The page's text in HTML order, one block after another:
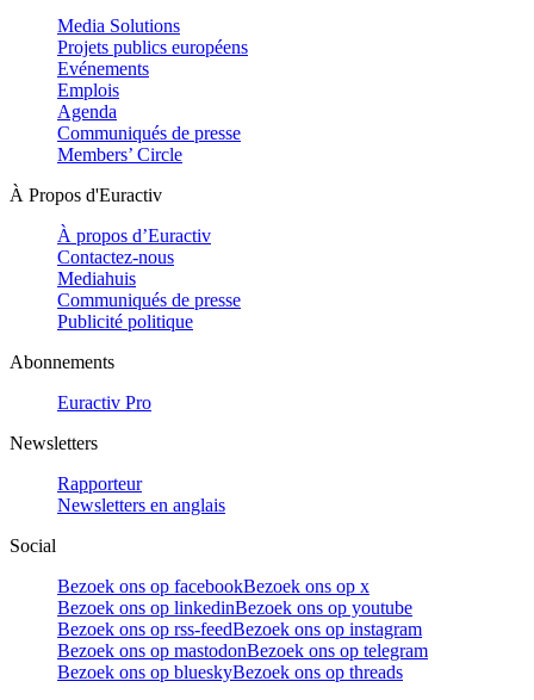
Media Solutions
Projets publics européens
Evénements
Emplois
Agenda
Communiqués de presse
Members’ Circle
À Propos d'Euractiv
À propos d’Euractiv
Contactez-nous
Mediahuis
Communiqués de presse
Publicité politique
Abonnements
Euractiv Pro
Newsletters
Rapporteur
Newsletters en anglais
Social
Bezoek ons op facebookBezoek ons op x
Bezoek ons op linkedinBezoek ons op youtube
Bezoek ons op rss-feedBezoek ons op instagram
Bezoek ons op mastodonBezoek ons op telegram
Bezoek ons op blueskyBezoek ons op threads